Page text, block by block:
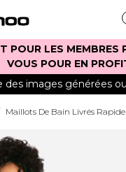
POUR LES MEMBRES
VOUS POUR EN
des images générées
Maillots De Bain Livrés